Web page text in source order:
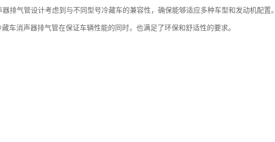
排气管设计考虑到与不同型号冷藏车的兼容性，确保能够适应多种车型和发动机配置。
车消声器排气管在保证车辆性能的同时，也满足了环保和舒适性的要求。